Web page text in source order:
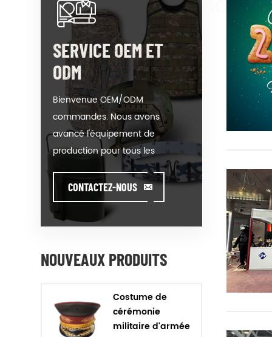
SERVICE OEM ET
ODM
Bienvenue OEM/ODM
commandes. Nous avons
avancé l'équipement de
production pour tous les
produits de notre catégorie. On
pourrait mettre votre logo sur
notre hot-vente de modèle ou
de vous aider à produire des
rencontrez toughissues. Nous
aidons notre client à valeur de
leurs produits en se tenant
debout sur la Créativité &
CONTACTEZ-NOUS
NOUVEAUX PRODUITS
Costume de
cérémonie
militaire d'armée